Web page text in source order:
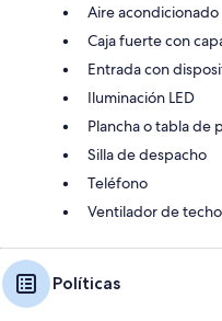
Aire acondicionado
Caja fuerte con
Entrada con
Iluminación LED
Plancha o tabla de
Silla de despacho
Teléfono
Ventilador de techo
Políticas